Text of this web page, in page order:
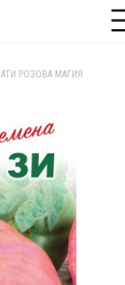
Toggle
РОЗОВА МАГИЯ